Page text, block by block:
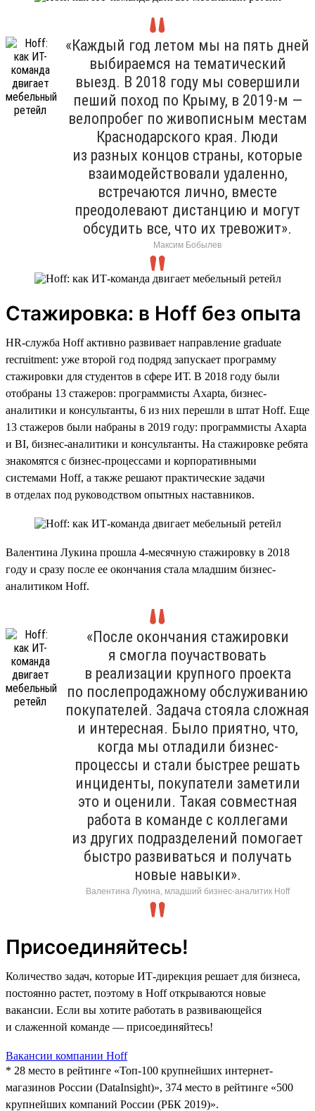
«Каждый год летом мы на пять дней
выбираемся на тематический
выезд. В 2018 году мы совершили
пеший поход по Крыму, в 2019-м —
велопробег по живописным местам
Краснодарского края. Люди
из разных концов страны, которые
взаимодействовали удаленно,
встречаются лично, вместе
преодолевают дистанцию и могут
обсудить все, что их тревожит».
Максим Бобылев
Стажировка: в Hoff без опыта
HR-служба Hoff активно развивает направление graduate
recruitment: уже второй год подряд запускает программу
стажировки для студентов в сфере ИТ. В 2018 году были
отобраны 13 стажеров: программисты Axapta, бизнес-
аналитики и консультанты, 6 из них перешли в штат Hoff. Еще
13 стажеров были набраны в 2019 году: программисты Axapta
и BI, бизнес-аналитики и консультанты. На стажировке ребята
знакомятся с бизнес-процессами и корпоративными
системами Hoff, а также решают практические задачи
в отделах под руководством опытных наставников.
Валентина Лукина прошла 4-месячную стажировку в 2018
году и сразу после ее окончания стала младшим бизнес-
аналитиком Hoff.
«После окончания стажировки
я смогла поучаствовать
в реализации крупного проекта
по послепродажному обслуживанию
покупателей. Задача стояла сложная
и интересная. Было приятно, что,
когда мы отладили бизнес-
процессы и стали быстрее решать
инциденты, покупатели заметили
это и оценили. Такая совместная
работа в команде с коллегами
из других подразделений помогает
быстро развиваться и получать
новые навыки».
Валентина Лукина, младший бизнес-аналитик Hoff
Присоединяйтесь!
Количество задач, которые ИТ-дирекция решает для бизнеса,
постоянно растет, поэтому в Hoff открываются новые
вакансии. Если вы хотите работать в развивающейся
и слаженной команде — присоединяйтесь!
Вакансии компании Hoff
* 28 место в рейтинге «Топ-100 крупнейших интернет-
магазинов России (DataInsight)», 374 место в рейтинге «500
крупнейших компаний России (РБК 2019)».